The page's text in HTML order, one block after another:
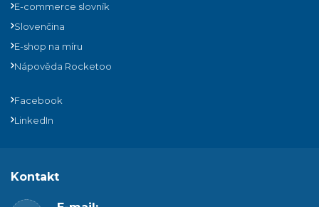
E-commerce slovník
Slovenčina
E-shop na míru
Nápověda Rocketoo
Facebook
LinkedIn
Kontakt